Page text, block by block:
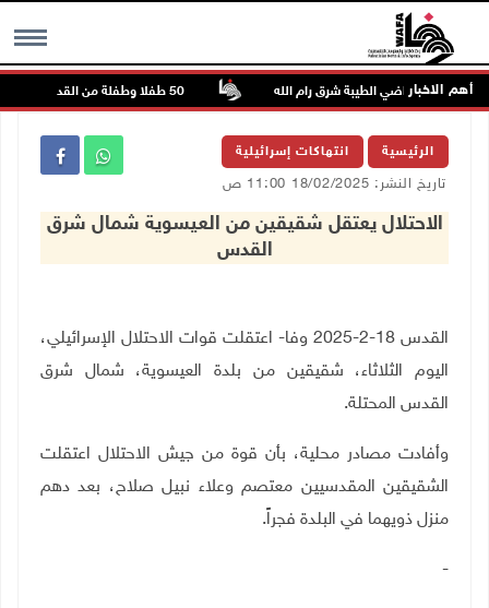
MENU أهم الاخبار
في أراضي الطيبة شرق رام الله 50 طفلا وطفلة من القدس يستعدون للمغادرة إلى المغرب للمشاركة في المخيم الصيفي السنوي
الرئيسية انتهاكات إسرائيلية
تاريخ النشر: 18/02/2025 11:00 ص
الاحتلال يعتقل شقيقين من العيسوية شمال شرق
القدس
القدس 18-2-2025 وفا- اعتقلت قوات الاحتلال الإسرائيلي،
اليوم الثلاثاء، شقيقين من بلدة العيسوية، شمال شرق
القدس المحتلة.
وأفادت مصادر محلية، بأن قوة من جيش الاحتلال اعتقلت
الشقيقين المقدسيين معتصم وعلاء نبيل صلاح، بعد دهم
منزل ذويهما في البلدة فجراً.
-